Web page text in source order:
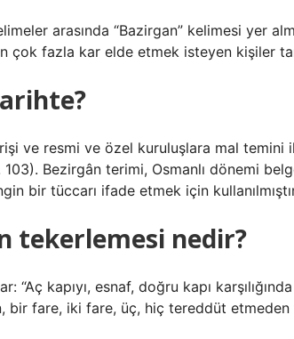
arasında “Bazirgan” kelimesi yer
çok fazla kar elde etmek isteyen kişiler
ve resmi ve özel kuruluşlara mal temini
103). Bezirgân terimi, Osmanlı dönemi
bir tüccarı ifade etmek için
tekerlemesi nedir?
“Aç kapıyı, esnaf, doğru kapı
bir fare, iki fare, üç, hiç tereddüt